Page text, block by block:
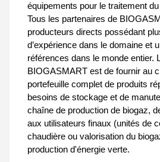
équipements pour le traitement
Tous les partenaires de
producteurs directs possédant
d’expérience dans le domaine et
références dans le monde entier.
BIOGASMART est de fournir au
portefeuille complet de produits
besoins de stockage et de
chaîne de production de biogaz,
aux utilisateurs finaux (unités de
chaudière ou valorisation du
production d'énergie verte.